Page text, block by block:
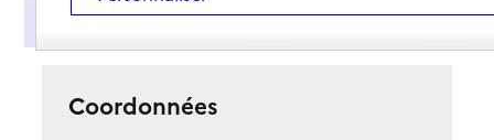
Présentation
Coordonnées